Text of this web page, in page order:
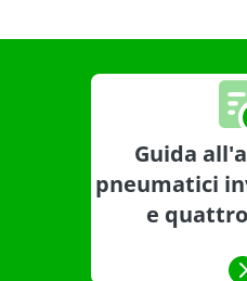
Guida
pneumatici
e